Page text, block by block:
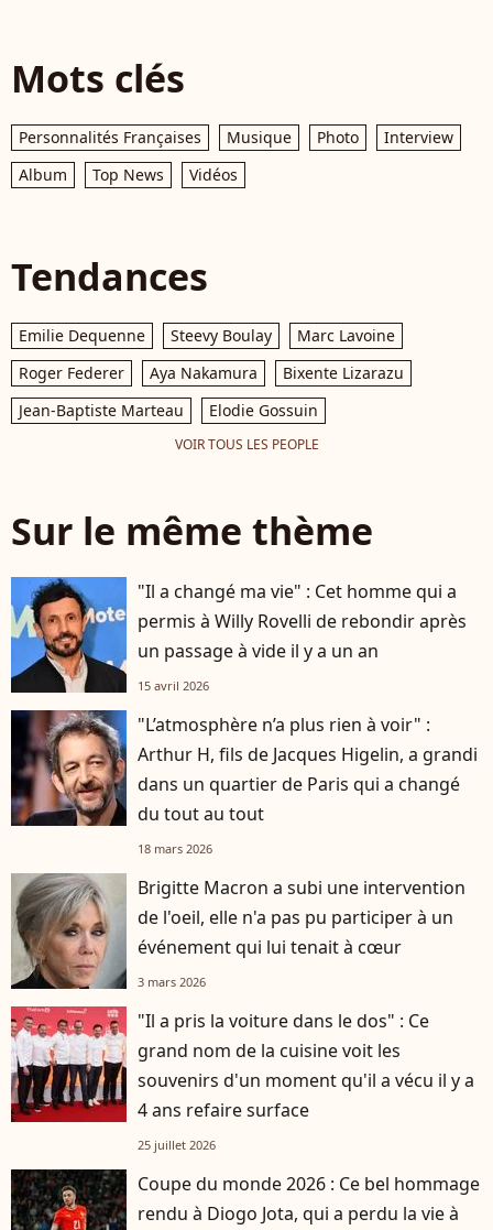
Mots clés
Personnalités Françaises Musique Photo
Interview
Album
Top News Vidéos
Tendances
Emilie Dequenne Steevy Boulay
Marc Lavoine
Roger Federer
Aya Nakamura
Bixente Lizarazu
Jean-Baptiste Marteau
Elodie Gossuin
VOIR TOUS LES PEOPLE
Sur le même thème
"Il a changé ma vie" : Cet homme qui a
permis à Willy Rovelli de rebondir après
un passage à vide il y a un an
15 avril 2026
"L’atmosphère n’a plus rien à voir" :
Arthur H, fils de Jacques Higelin, a grandi
dans un quartier de Paris qui a changé
du tout au tout
18 mars 2026
Brigitte Macron a subi une intervention
de l'oeil, elle n'a pas pu participer à un
événement qui lui tenait à cœur
3 mars 2026
"Il a pris la voiture dans le dos" : Ce
grand nom de la cuisine voit les
souvenirs d'un moment qu'il a vécu il y a
4 ans refaire surface
25 juillet 2026
Coupe du monde 2026 : Ce bel hommage
rendu à Diogo Jota, qui a perdu la vie à